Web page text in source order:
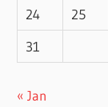
24
25
31
« Jan